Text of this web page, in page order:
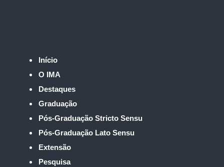
Início
O IMA
Destaques
Graduação
Pós-Graduação Stricto Sensu
Pós-Graduação Lato Sensu
Extensão
Pesquisa